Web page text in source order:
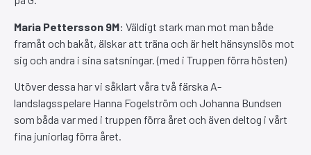
Maria Pettersson 9M: Väldigt stark man mot man både
framåt och bakåt, älskar att träna och är helt hänsynslös mot
sig och andra i sina satsningar. (med i Truppen förra hösten)
Utöver dessa har vi såklart våra två färska A-
landslagsspelare Hanna Fogelström och Johanna Bundsen
som båda var med i truppen förra året och även deltog i vårt
fina juniorlag förra året.